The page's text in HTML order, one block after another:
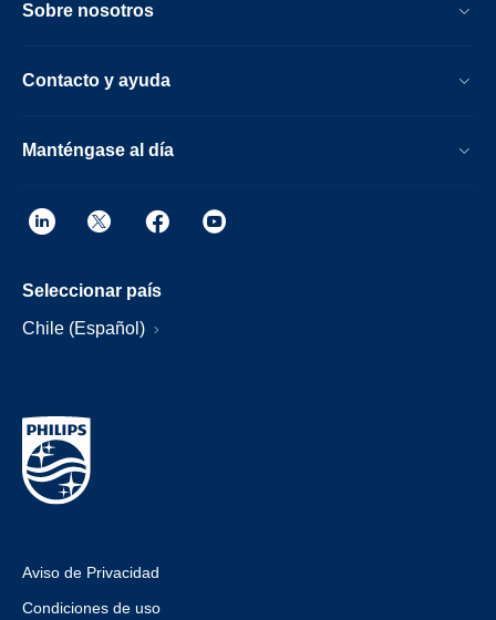
Sobre nosotros
Contacto y ayuda
Manténgase al día
Seleccionar país
Chile (Español)
Aviso de Privacidad
Condiciones de uso